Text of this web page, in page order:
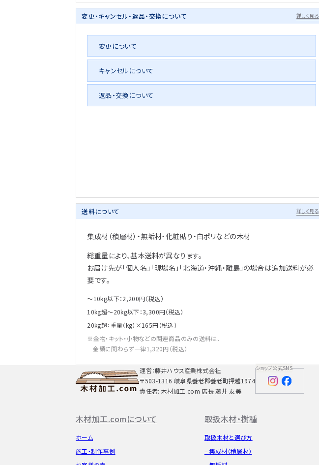
変更・キャンセル・返品・交換について 詳しく見る
変更について
キャンセルについて
返品・交換について
送料について 詳しく見る
集成材（積層材）・無垢材・化粧貼り・白ポリなどの木材
総重量により、基本送料が異なります。
お届け先が「個人名」「現場名」「北海道・沖縄・離島」の場合は追加送料が必
要です。
～10kg以下：2,200円（税込）
10kg超～20kg以下：3,300円（税込）
20kg超：重量（kg）×165円（税込）
金物・キット・小物などの関連商品のみの送料は、
金額に関わらず一律1,320円（税込）
運営：藤井ハウス産業株式会社
〒503-1316 岐阜県養老郡養老町押越1974
責任者: 木材加工.com 店長 藤井 友美
ショップ公式SNS
木材加工.comについて
ホーム
施工・制作事例
取扱木材・樹種
取扱木材と選び方
– 集成材（積層材）